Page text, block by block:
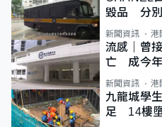
毀品 分別
新聞資訊 港
流感｜曾
亡 成今年
新聞資訊 港
九龍城學
足 14樓